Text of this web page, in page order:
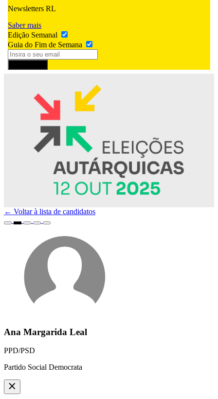
Newsletters RL
Saber mais
Edição Semanal
Guia do Fim de Semana
← Voltar à lista de candidatos
Ana Margarida Leal
PPD/PSD
Partido Social Democrata